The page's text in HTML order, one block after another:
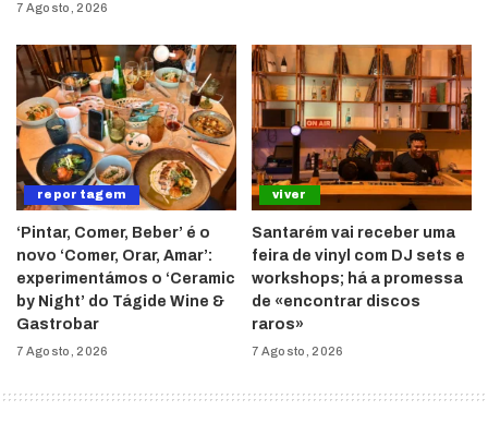
7 Agosto, 2026
reportagem
‘Pintar, Comer, Beber’ é o
novo ‘Comer, Orar, Amar’:
experimentámos o ‘Ceramic
by Night’ do Tágide Wine &
Gastrobar
7 Agosto, 2026
viver
Santarém vai receber uma
feira de vinyl com DJ sets e
workshops; há a promessa
de «encontrar discos
raros»
7 Agosto, 2026